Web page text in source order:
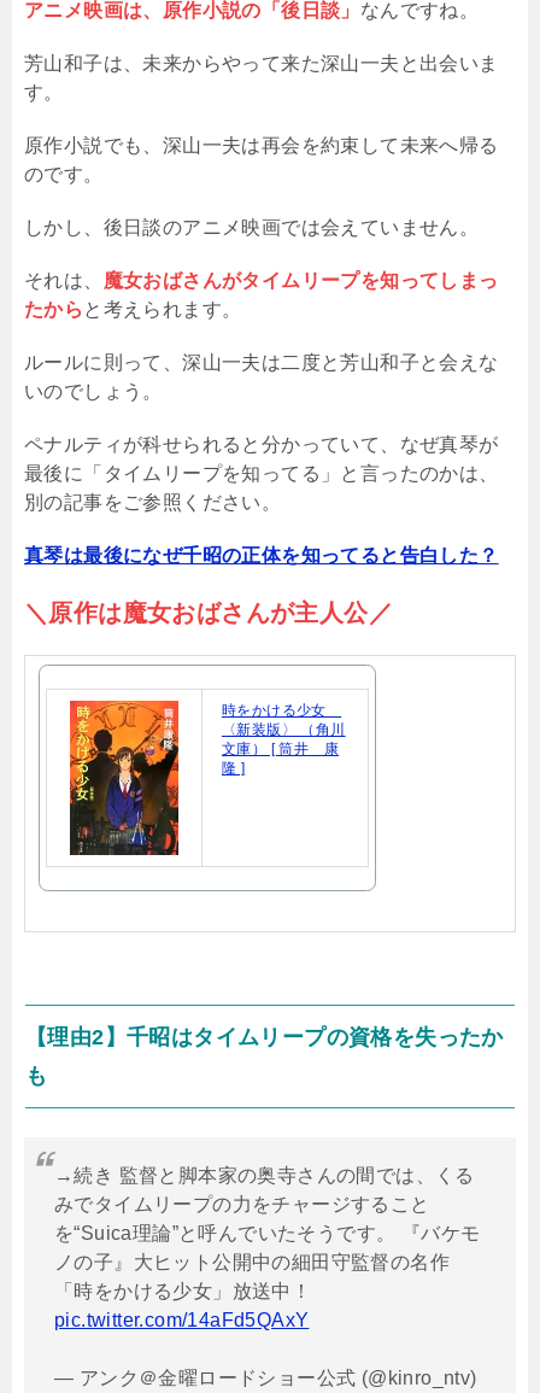
アニメ映画は、原作小説の「後日談」 なんですね。
芳山和子は、未来からやって来た深山一夫と出会いま
す。
原作小説でも、深山一夫は再会を約束して未来へ帰る
のです。
しかし、後日談のアニメ映画では会えていません。
それは、 魔女おばさんがタイムリープを知ってしまっ
たから と考えられます。
ルールに則って、深山一夫は二度と芳山和子と会えな
いのでしょう。
ペナルティが科せられると分かっていて、なぜ真琴が
最後に「タイムリープを知ってる」と言ったのかは、
別の記事をご参照ください。
真琴は最後になぜ千昭の正体を知ってると告白した？
＼原作は魔女おばさんが主人公／
時をかける少女
〈新装版〉 （角川
文庫） [ 筒井 康
隆 ]
【理由2】千昭はタイムリープの資格を失ったか
も
→続き 監督と脚本家の奥寺さんの間では、くる
みでタイムリープの力をチャージすること
を“Suica理論”と呼んでいたそうです。 『バケモ
ノの子』大ヒット公開中の細田守監督の名作
「時をかける少女」放送中！
pic.twitter.com/14aFd5QAxY
— アンク＠金曜ロードショー公式 (@kinro_ntv)